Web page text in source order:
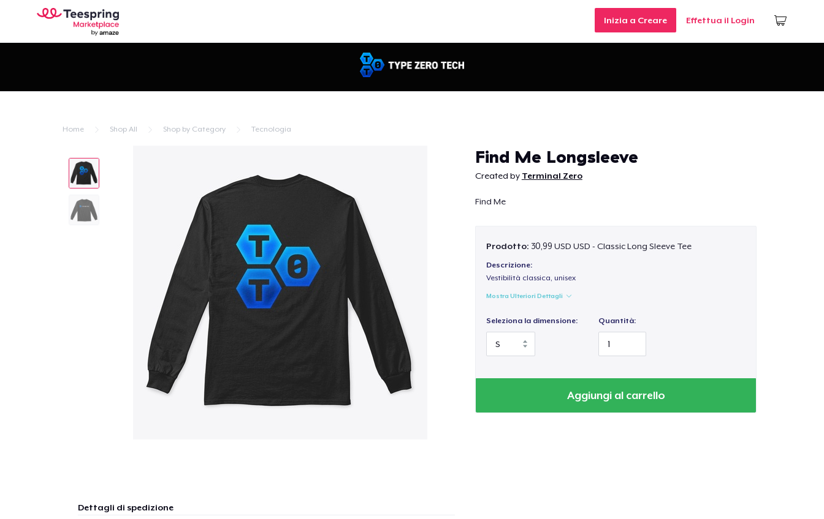
Inizia a Creare Effettua il Login
Home Shop All Shop by Category Tecnologia
Find Me Longsleeve
Created by Terminal Zero
Find Me
Prodotto: 30,99 USD USD - Classic Long Sleeve Tee
Descrizione:
Vestibilità classica, unisex
Mostra Ulteriori Dettagli
Seleziona la dimensione: Quantità:
Aggiungi al carrello
Dettagli di spedizione